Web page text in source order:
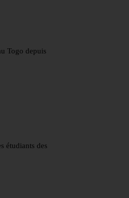
Togo depuis
étudiants des